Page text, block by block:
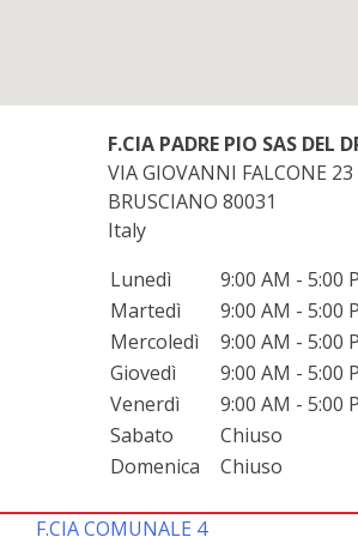
F.CIA PADRE PIO SAS DEL
VIA GIOVANNI FALCONE 23
BRUSCIANO 80031
Italy
Lunedì
9:00 AM - 5:00
Martedì
9:00 AM - 5:00
Mercoledì
9:00 AM - 5:00
Giovedì
9:00 AM - 5:00
Venerdì
9:00 AM - 5:00
Sabato
Chiuso
Domenica
Chiuso
F.CIA COMUNALE 4